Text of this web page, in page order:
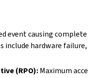
event causing
include hardware
(RPO):Maximum